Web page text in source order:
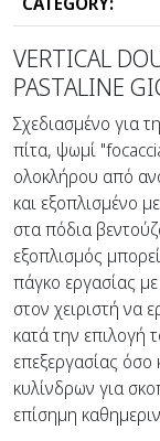
VERTICAL
PASTALINE
Σχεδιασμένο για
πίτα, ψωμί
ολοκλήρου από
και εξοπλισμένο
στα πόδια
εξοπλισμός
πάγκο εργασίας
στον χειριστή να
κατά την επιλογή
επεξεργασίας
κυλίνδρων για
επίσημη